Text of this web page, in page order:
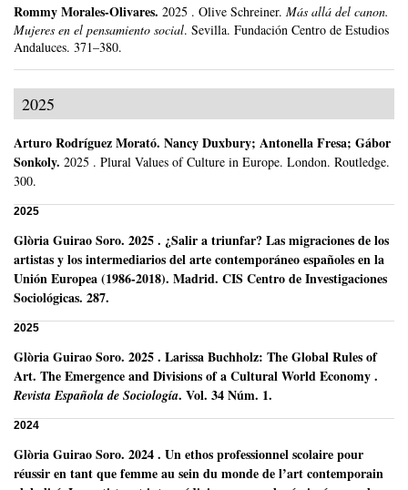
Rommy Morales-Olivares. 2025 . Olive Schreiner. Más allá del canon.
Mujeres en el pensamiento social. Sevilla. Fundación Centro de Estudios
Andaluces. 371–380.
2025
Arturo Rodríguez Morató. Nancy Duxbury; Antonella Fresa; Gábor
Sonkoly. 2025 . Plural Values of Culture in Europe. London. Routledge.
300.
2025
Glòria Guirao Soro. 2025. ¿Salir a triunfar? Las migraciones de los
artistas y los intermediarios del arte contemporáneo españoles en la
Unión Europea (1986-2018). Madrid. CIS Centro de Investigaciones
Sociológicas. 287.
2025
Glòria Guirao Soro. 2025. Larissa Buchholz: The Global Rules of
Art. The Emergence and Divisions of a Cultural World Economy .
Revista Española de Sociología. Vol. 34 Núm. 1.
2024
Glòria Guirao Soro. 2024. Un ethos professionnel scolaire pour
réussir en tant que femme au sein du monde de l’art contemporain